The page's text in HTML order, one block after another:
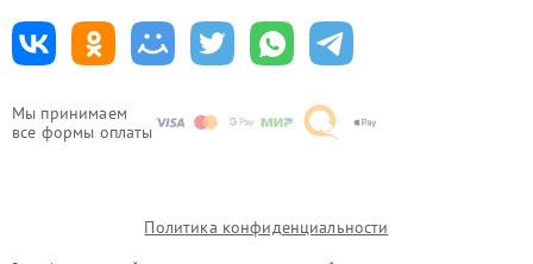
Мы принимаем
все формы оплаты
Политика конфиденциальности